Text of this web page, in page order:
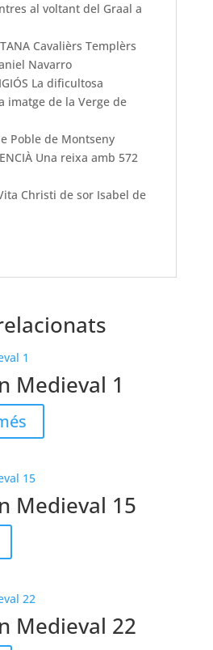
al voltant del Graal a
Cavalièrs Templèrs
Navarro
La dificultosa
imatge de la Verge de
Poble de Montseny
Una reixa amb 572
Vita Christi de sor Isabel de
Medieval 1
Medieval 15
Medieval 22